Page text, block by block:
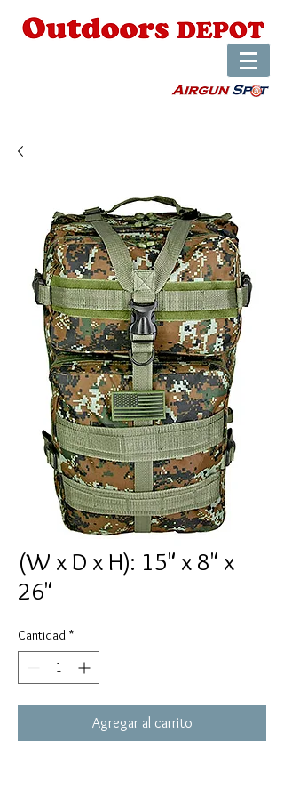
(W x D x H): 15" x 8" x
26"
Cantidad *
Agregar al carrito